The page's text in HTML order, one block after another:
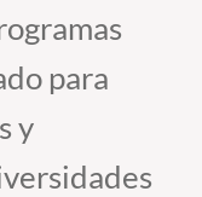
para
y